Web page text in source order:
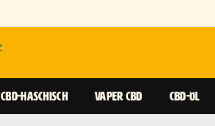
CBD-HASCHISCH VAPER CBD CBD-ÖL